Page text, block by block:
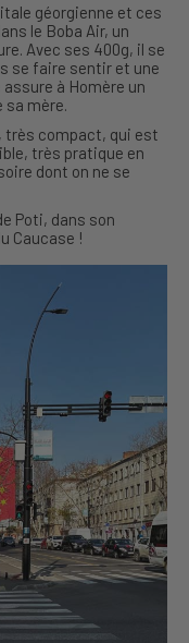
géorgienne et ces
le Boba Air, un
Avec ses 400g, il se
se faire sentir et une
à Homère un
sa mère.
très compact, qui est
très pratique en
dont on ne se
Poti, dans son
Caucase !